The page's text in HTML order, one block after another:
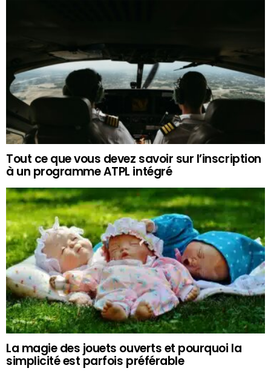
Tout ce que vous devez savoir sur l’inscription
à un programme ATPL intégré
La magie des jouets ouverts et pourquoi la
simplicité est parfois préférable